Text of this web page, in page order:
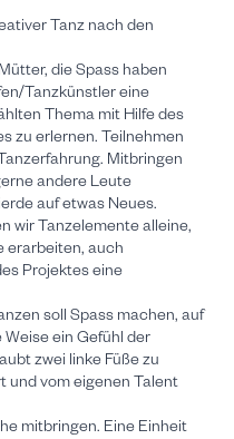
Tanz nach den
die Spass haben
Tanzkünstler eine
Thema mit Hilfe des
zu erlernen. Teilnehmen
Mitbringen
andere Leute
auf etwas Neues.
wir Tanzelemente alleine,
erarbeiten, auch
Projektes eine
soll Spass machen, auf
ein Gefühl der
zwei linke Füße zu
und vom eigenen Talent
mitbringen. Eine Einheit